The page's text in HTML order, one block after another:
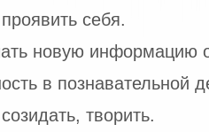
себя.
новую информацию
в познавательной
творить.